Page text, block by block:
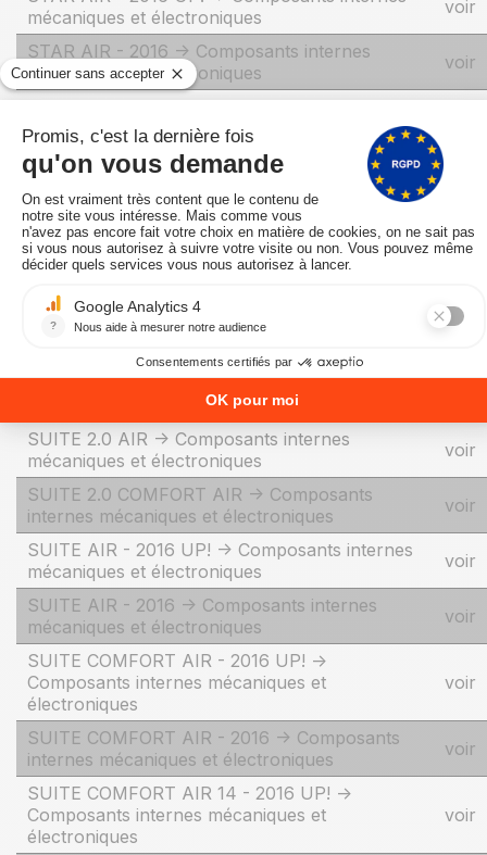
mécaniques et électroniques
voir
STAR AIR - 2016 -> Composants internes
mécaniques et électroniques
voir
STAR COMFORT AIR - 2016 UP! ->
Composants internes mécaniques et
électroniques
STAR COMFORT AIR - 2016 -> Composants
internes mécaniques et électroniques
STAR HYDRO HIGH EFFICIENCY ->
Composants internes
voir
STAR HYDRO -> Composants internes
STAR HYDROMATIC 12 -> Composants
STREAM COMFORT AIR 12 H1 -> Composants
internes mécaniques et électroniques
SUITE 2.0 AIR -> Composants internes
mécaniques et électroniques
voir
SUITE 2.0 COMFORT AIR -> Composants
internes mécaniques et électroniques
voir
SUITE AIR - 2016 UP! -> Composants internes
mécaniques et électroniques
voir
SUITE AIR - 2016 -> Composants internes
mécaniques et électroniques
voir
SUITE COMFORT AIR - 2016 UP! ->
Composants internes mécaniques et
électroniques
voir
SUITE COMFORT AIR - 2016 -> Composants
internes mécaniques et électroniques
voir
SUITE COMFORT AIR 14 - 2016 UP! ->
Composants internes mécaniques et
électroniques
voir